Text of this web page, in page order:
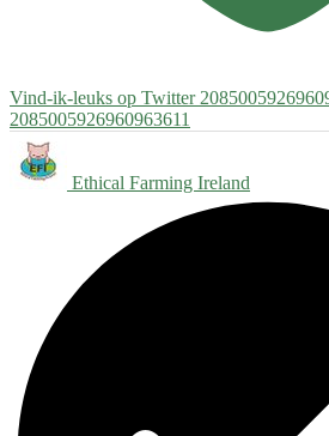
Vind-ik-leuks op Twitter
2085005926960963611
Ethical Farming Ireland